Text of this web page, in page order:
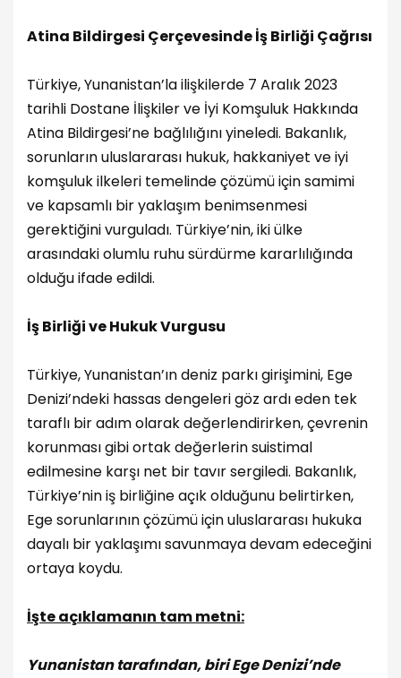
Atina Bildirgesi Çerçevesinde İş Birliği Çağrısı
Türkiye, Yunanistan’la ilişkilerde 7 Aralık 2023
tarihli Dostane İlişkiler ve İyi Komşuluk Hakkında
Atina Bildirgesi’ne bağlılığını yineledi. Bakanlık,
sorunların uluslararası hukuk, hakkaniyet ve iyi
komşuluk ilkeleri temelinde çözümü için samimi
ve kapsamlı bir yaklaşım benimsenmesi
gerektiğini vurguladı. Türkiye’nin, iki ülke
arasındaki olumlu ruhu sürdürme kararlılığında
olduğu ifade edildi.
İş Birliği ve Hukuk Vurgusu
Türkiye, Yunanistan’ın deniz parkı girişimini, Ege
Denizi’ndeki hassas dengeleri göz ardı eden tek
taraflı bir adım olarak değerlendirirken, çevrenin
korunması gibi ortak değerlerin suistimal
edilmesine karşı net bir tavır sergiledi. Bakanlık,
Türkiye’nin iş birliğine açık olduğunu belirtirken,
Ege sorunlarının çözümü için uluslararası hukuka
dayalı bir yaklaşımı savunmaya devam edeceğini
ortaya koydu.
İşte açıklamanın tam metni:
Yunanistan tarafından, biri Ege Denizi’nde